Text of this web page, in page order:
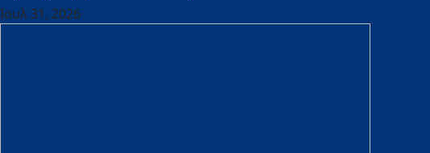
Ιουλ 31, 2026